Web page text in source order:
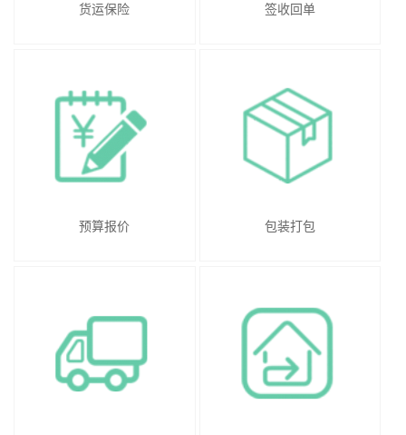
货运保险 签收回单
预算报价 包装打包